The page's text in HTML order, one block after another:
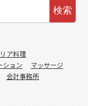
検索
ア料理
ション
マッサージ
会計事務所